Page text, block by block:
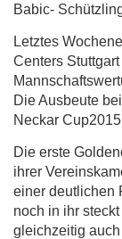
Babic-
Letztes
Centers
Die Ausbeute
Neckar
Die erste
ihrer
einer deutlichen
noch in ihr
gleichzeitig